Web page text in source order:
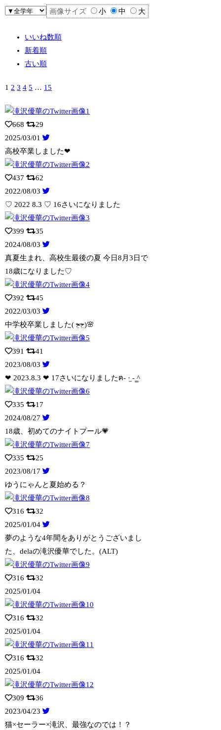
画像サイズ 小 中 大
いいね数順
新着順
古い順
1 2 3 4 5 … 15
668
29
2025/03/01
高校卒業しました❤︎
437
62
2022/08/03
♡ 2022 8.3 ♡ 16さいになりました
399
35
2024/08/03
真夏生まれ、高校生最後の夏 今日8月3日で
18歳になりました♡
392
45
2022/03/03
中学校卒業しました( ᵒ̴̶̷̤-ᵒ̴̶̷̤ )🌸
391
41
2023/08/03
❤︎ 2023.8.3 ❤︎ 17さいになりましたฅ- ·̫ - ̳^
335
17
2024/08/27
18歳、初めてのナイトプール💗
335
25
2023/08/17
ゆうにゃんと夏始める？
316
32
2025/01/04
夢のような4年間をありがとうございまし
た、delaの滝沢優華でした。(ALT)
316
32
2025/01/04
316
32
2025/01/04
316
32
2025/01/04
309
36
2023/04/23
猫×セーラー×滝沢、最強なのでは！？